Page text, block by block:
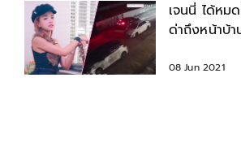
เจนนี่ ได้หม
ด่าถึงหน้าบ้
08 Jun 2021